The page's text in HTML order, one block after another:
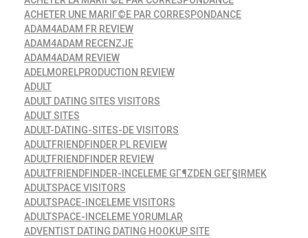
ACHETER UNE MARIГ©E PAR CORRESPONDANCE
ADAM4ADAM FR REVIEW
ADAM4ADAM RECENZJE
ADAM4ADAM REVIEW
ADELMORELPRODUCTION REVIEW
ADULT
ADULT DATING SITES VISITORS
ADULT SITES
ADULT-DATING-SITES-DE VISITORS
ADULTFRIENDFINDER PL REVIEW
ADULTFRIENDFINDER REVIEW
ADULTFRIENDFINDER-INCELEME GГ¶ZDEN GEГ§IRMEK
ADULTSPACE VISITORS
ADULTSPACE-INCELEME VISITORS
ADULTSPACE-INCELEME YORUMLAR
ADVENTIST DATING DATING HOOKUP SITE